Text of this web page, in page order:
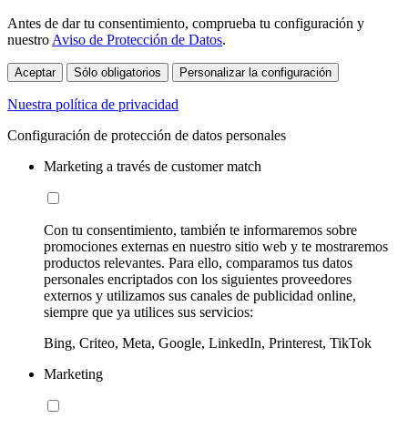
Antes de dar tu consentimiento, comprueba tu configuración y
nuestro Aviso de Protección de Datos.
Aceptar Sólo obligatorios Personalizar la configuración
Nuestra política de privacidad
Configuración de protección de datos personales
Marketing a través de customer match
Con tu consentimiento, también te informaremos sobre
promociones externas en nuestro sitio web y te mostraremos
productos relevantes. Para ello, comparamos tus datos
personales encriptados con los siguientes proveedores
externos y utilizamos sus canales de publicidad online,
siempre que ya utilices sus servicios:
Bing, Criteo, Meta, Google, LinkedIn, Printerest, TikTok
Marketing